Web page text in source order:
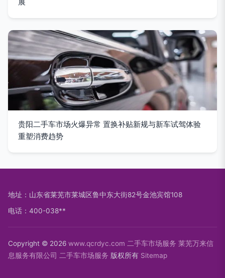
贵阳二手车市场火爆异常 置换补贴新规与新车试驾体验
重塑消费趋势
地址：山东省莱芜市莱城区鲁中东大街82号金池宾馆108
电话：400-038**
Copyright © 2026 www.qcrdyc.com 二手车市场服务 莱芜万来信
息服务有限公司 二手车市场服务 版权所有 Sitemap